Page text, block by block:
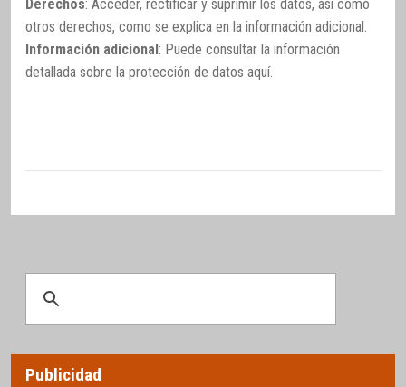
Derechos: Acceder, rectificar y suprimir los datos, así como
otros derechos, como se explica en la información adicional.
Información adicional : Puede consultar la información
detallada sobre la protección de datos aquí.
Publicidad